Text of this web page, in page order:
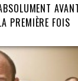
PREMIÈRE FOIS